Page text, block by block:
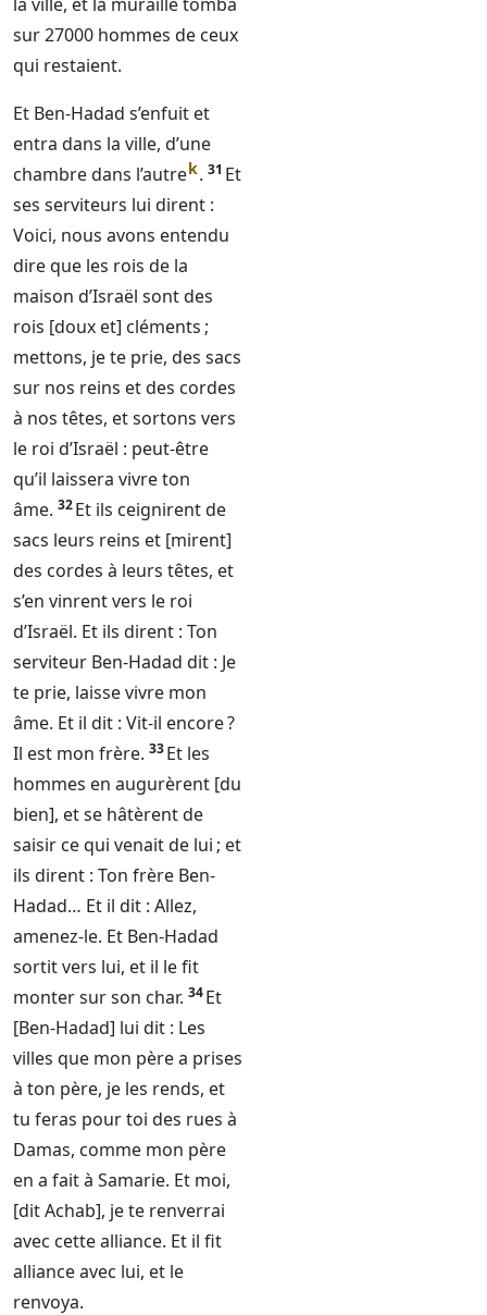
sur 27000 hommes de ceux
qui restaient.
Et Ben-Hadad s’enfuit et
entra dans la ville, d’une
chambre dans l’autrek. 31 Et
ses serviteurs lui dirent :
Voici, nous avons entendu
dire que les rois de la
maison d’Israël sont des
rois [doux et] cléments ;
mettons, je te prie, des sacs
sur nos reins et des cordes
à nos têtes, et sortons vers
le roi d’Israël : peut-être
qu’il laissera vivre ton
âme. 32Et ils ceignirent de
sacs leurs reins et [mirent]
des cordes à leurs têtes, et
s’en vinrent vers le roi
d’Israël. Et ils dirent : Ton
serviteur Ben-Hadad dit : Je
te prie, laisse vivre mon
âme. Et il dit : Vit-il encore ?
Il est mon frère. 33Et les
hommes en augurèrent [du
bien], et se hâtèrent de
saisir ce qui venait de lui ; et
ils dirent : Ton frère Ben-
Hadad… Et il dit : Allez,
amenez-le. Et Ben-Hadad
sortit vers lui, et il le fit
monter sur son char. 34Et
[Ben-Hadad] lui dit : Les
villes que mon père a prises
à ton père, je les rends, et
tu feras pour toi des rues à
Damas, comme mon père
en a fait à Samarie. Et moi,
[dit Achab], je te renverrai
avec cette alliance. Et il fit
alliance avec lui, et le
renvoya.